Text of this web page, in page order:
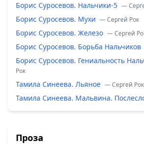
Борис Суросевов. Нальчики-5 —
Борис Суросевов. Мухи — Сергей Рок
Борис Суросевов. Железо — Сергей
Борис Суросевов. Борьба Нальчиков
Борис Суросевов. Гениальность
Рок
Тамила Синеева. Льяное — Сергей Рок
Тамила Синеева. Мальвина.
Проза